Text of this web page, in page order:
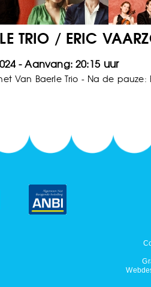
TRIO / ERIC
20:15
Van Baerle Trio - Na de pauze: